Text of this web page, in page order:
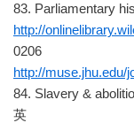
83. Parliamentary
http://
0206
http://muse.jhu.edu/
84. Slavery &
英